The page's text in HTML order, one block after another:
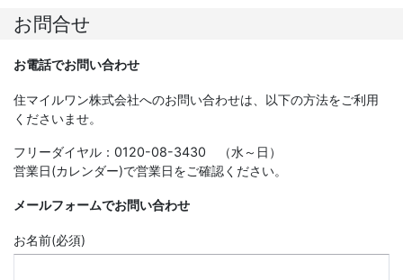
お問合せ
お電話でお問い合わせ
住マイルワン株式会社へのお問い合わせは、以下の方法をご利用
くださいませ。
フリーダイヤル：0120-08-3430 （水～日）
営業日(カレンダー)で営業日をご確認ください。
メールフォームでお問い合わせ
お名前(必須)